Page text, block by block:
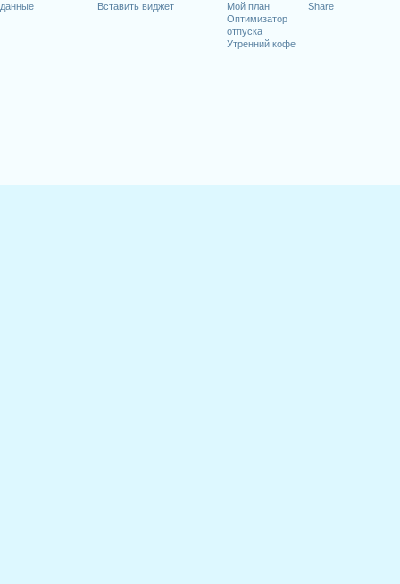
данные
Вставить виджет
Мой план
Оптимизатор
отпуска
Утренний кофе
Share